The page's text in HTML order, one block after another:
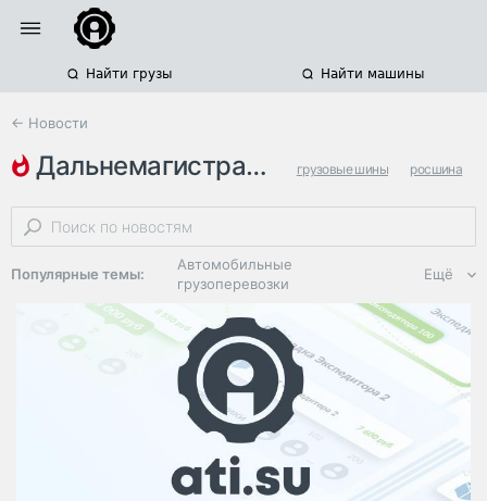
Найти грузы Найти машины
← Новости
дальнемагистральные шины грузовые шины росшина
автомобильные грузоперевозки
Популярные темы:
Автомобильные
грузоперевозки
Региональная
логистика
ЭДО, ИТ в
логистике
Дороги,
инфраструктура
Логистика, грузы
Ещё